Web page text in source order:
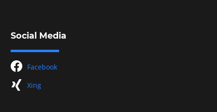
Social Media
facebook Facebook
xing Xing